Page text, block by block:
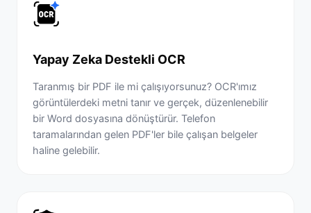
Yapay Zeka Destekli OCR
Taranmış bir PDF ile mi çalışıyorsunuz? OCR'ımız
görüntülerdeki metni tanır ve gerçek, düzenlenebilir
bir Word dosyasına dönüştürür. Telefon
taramalarından gelen PDF'ler bile çalışan belgeler
haline gelebilir.